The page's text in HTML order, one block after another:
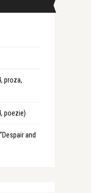
proza,
poezie)
and